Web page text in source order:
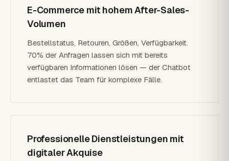
E-Commerce mit hohem After-Sales-
Volumen
Bestellstatus, Retouren, Größen, Verfügbarkeit.
70% der Anfragen lassen sich mit bereits
verfügbaren Informationen lösen — der Chatbot
entlastet das Team für komplexe Fälle.
Professionelle Dienstleistungen mit
digitaler Akquise